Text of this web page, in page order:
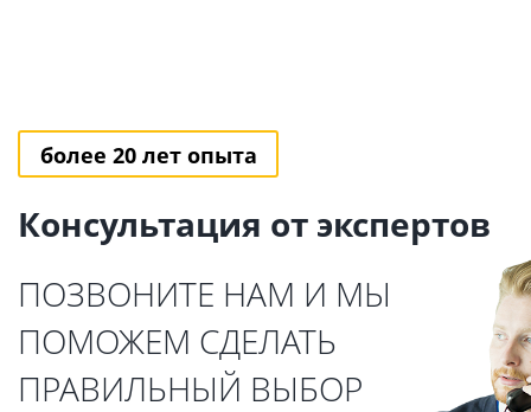
более 20 лет опыта
Консультация от экспертов
ПОЗВОНИТЕ НАМ И МЫ
ПОМОЖЕМ СДЕЛАТЬ
ПРАВИЛЬНЫЙ ВЫБОР